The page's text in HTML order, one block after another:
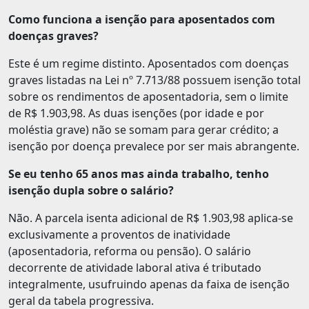
Como funciona a isenção para aposentados com
doenças graves?
Este é um regime distinto. Aposentados com doenças
graves listadas na Lei nº 7.713/88 possuem isenção total
sobre os rendimentos de aposentadoria, sem o limite
de R$ 1.903,98. As duas isenções (por idade e por
moléstia grave) não se somam para gerar crédito; a
isenção por doença prevalece por ser mais abrangente.
Se eu tenho 65 anos mas ainda trabalho, tenho
isenção dupla sobre o salário?
Não. A parcela isenta adicional de R$ 1.903,98 aplica-se
exclusivamente a proventos de inatividade
(aposentadoria, reforma ou pensão). O salário
decorrente de atividade laboral ativa é tributado
integralmente, usufruindo apenas da faixa de isenção
geral da tabela progressiva.